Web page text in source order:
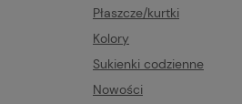
Płaszcze/kurtki
Kolory
Sukienki codzienne
Nowości